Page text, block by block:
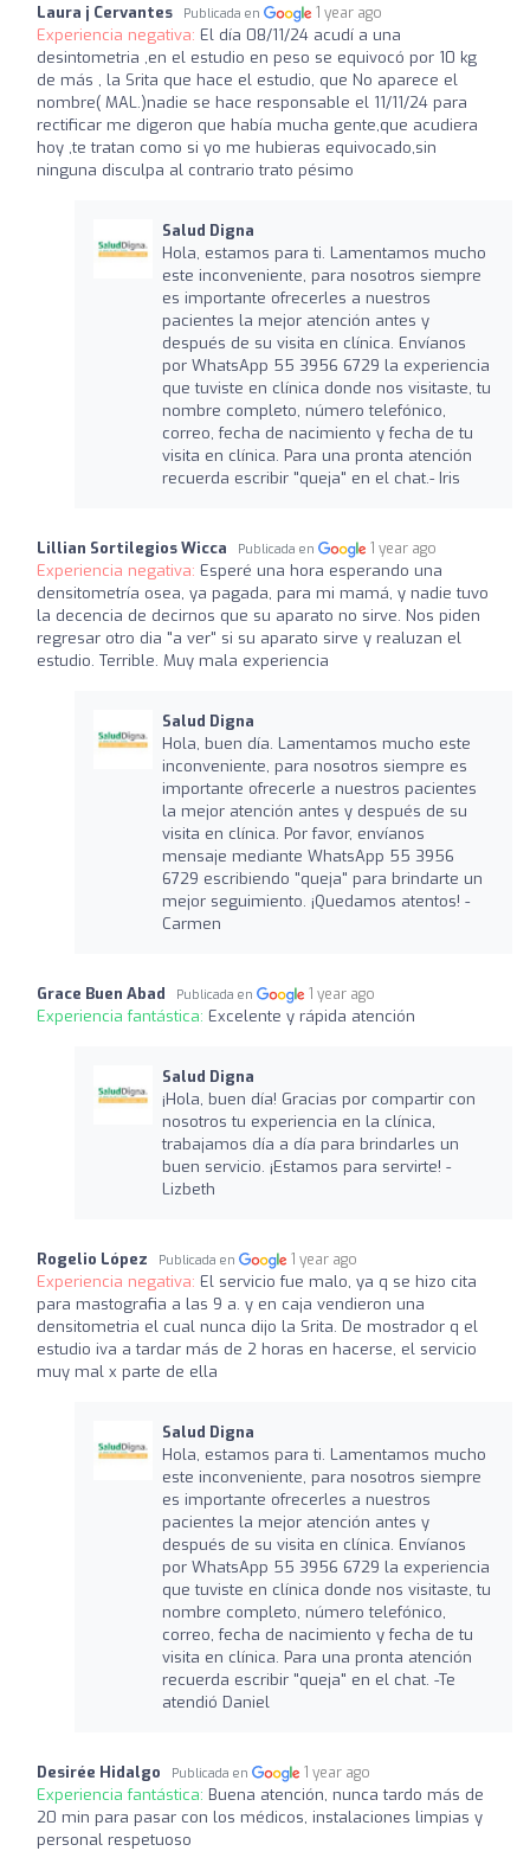
Laura j Cervantes Publicada en 1 year ago
Experiencia negativa: El día 08/11/24 acudí a una
desintometria ,en el estudio en peso se equivocó por 10 kg
de más , la Srita que hace el estudio, que No aparece el
nombre( MAL.)nadie se hace responsable el 11/11/24 para
rectificar me digeron que había mucha gente,que acudiera
hoy ,te tratan como si yo me hubieras equivocado,sin
ninguna disculpa al contrario trato pésimo
Salud Digna
Hola, estamos para ti. Lamentamos mucho
este inconveniente, para nosotros siempre
es importante ofrecerles a nuestros
pacientes la mejor atención antes y
después de su visita en clínica. Envíanos
por WhatsApp 55 3956 6729 la experiencia
que tuviste en clínica donde nos visitaste, tu
nombre completo, número telefónico,
correo, fecha de nacimiento y fecha de tu
visita en clínica. Para una pronta atención
recuerda escribir "queja" en el chat.- Iris
Lillian Sortilegios Wicca Publicada en 1 year ago
Experiencia negativa: Esperé una hora esperando una
densitometría osea, ya pagada, para mi mamá, y nadie tuvo
la decencia de decirnos que su aparato no sirve. Nos piden
regresar otro dia "a ver" si su aparato sirve y realuzan el
estudio. Terrible. Muy mala experiencia
Salud Digna
Hola, buen día. Lamentamos mucho este
inconveniente, para nosotros siempre es
importante ofrecerle a nuestros pacientes
la mejor atención antes y después de su
visita en clínica. Por favor, envíanos
mensaje mediante WhatsApp 55 3956
6729 escribiendo "queja" para brindarte un
mejor seguimiento. ¡Quedamos atentos! -
Carmen
Grace Buen Abad Publicada en 1 year ago
Experiencia fantástica: Excelente y rápida atención
Salud Digna
¡Hola, buen día! Gracias por compartir con
nosotros tu experiencia en la clínica,
trabajamos día a día para brindarles un
buen servicio. ¡Estamos para servirte! -
Lizbeth
Rogelio López Publicada en 1 year ago
Experiencia negativa: El servicio fue malo, ya q se hizo cita
para mastografia a las 9 a. y en caja vendieron una
densitometria el cual nunca dijo la Srita. De mostrador q el
estudio iva a tardar más de 2 horas en hacerse, el servicio
muy mal x parte de ella
Salud Digna
Hola, estamos para ti. Lamentamos mucho
este inconveniente, para nosotros siempre
es importante ofrecerles a nuestros
pacientes la mejor atención antes y
después de su visita en clínica. Envíanos
por WhatsApp 55 3956 6729 la experiencia
que tuviste en clínica donde nos visitaste, tu
nombre completo, número telefónico,
correo, fecha de nacimiento y fecha de tu
visita en clínica. Para una pronta atención
recuerda escribir "queja" en el chat. -Te
atendió Daniel
Desirée Hidalgo Publicada en 1 year ago
Experiencia fantástica: Buena atención, nunca tardo más de
20 min para pasar con los médicos, instalaciones limpias y
personal respetuoso